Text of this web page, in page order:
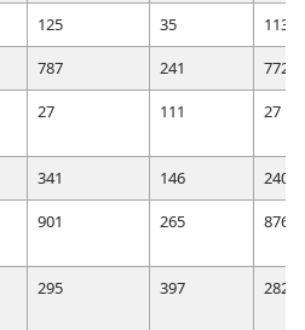
125 35
113
787 241
772
27 111 27
341 146
240
901 265 876
295 397 282